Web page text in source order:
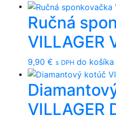
Ručná
VILLAGER
9,90 € s DPH do košíka
VILLAGER